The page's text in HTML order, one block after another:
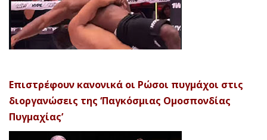
Επιστρέφουν κανονικά οι Ρώσοι πυγμάχοι στις
διοργανώσεις της ‘Παγκόσμιας Ομοσπονδίας
Πυγμαχίας’